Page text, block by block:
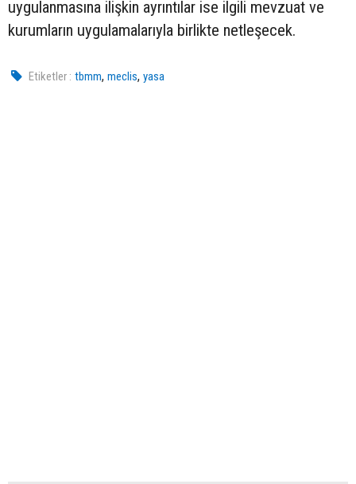
uygulanmasına ilişkin ayrıntılar ise ilgili mevzuat ve
kurumların uygulamalarıyla birlikte netleşecek.
Etiketler : tbmm,meclis,yasa